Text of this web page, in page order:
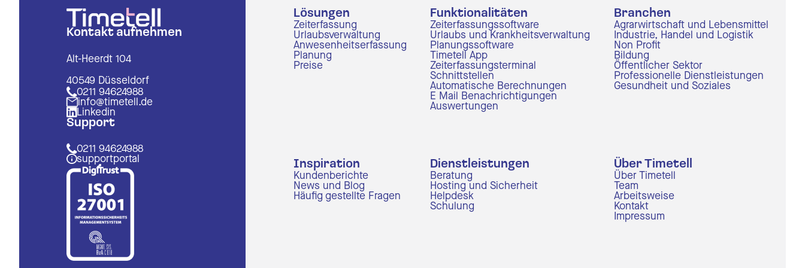
Urlaubs und Krankheitsverwaltung
Automatische Berechnungen
Zeiterfassungsterminal
Kontakt aufnehmen
Alt-Heerdt 104
40549 Düsseldorf
0211 94624988
info@timetell.de
Linkedin
Support
0211 94624988
supportportal
Lösungen
Zeiterfassung
Urlaubsverwaltung
Anwesenheitserfassung
Planung
Preise
Funktionalitäten
Zeiterfassungssoftware
Urlaubs und Krankheitsverwaltung
Planungssoftware
Timetell App
Zeiterfassungsterminal
Schnittstellen
Automatische Berechnungen
E Mail Benachrichtigungen
Auswertungen
Branchen
Agrarwirtschaft und Lebensmittel
Industrie, Handel und Logistik
Non Profit
Bildung
Öffentlicher Sektor
Professionelle Dienstleistungen
Gesundheit und Soziales
Inspiration
Kundenberichte
News und Blog
Häufig gestellte Fragen
Dienstleistungen
Beratung
Hosting und Sicherheit
Helpdesk
Schulung
Über Timetell
Über Timetell
Team
Arbeitsweise
Kontakt
Impressum